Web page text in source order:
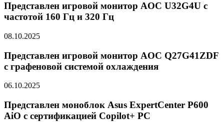
Представлен игровой монитор AOC U32G4U с
частотой 160 Гц и 320 Гц
08.10.2025
Представлен игровой монитор AOC Q27G41ZDF
с графеновой системой охлаждения
06.10.2025
Представлен моноблок Asus ExpertCenter P600
AiO с сертификацией Copilot+ PC